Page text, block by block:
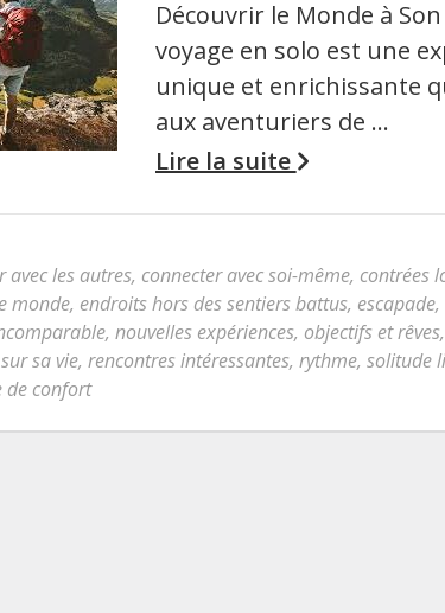
Découvrir le Monde à
voyage en solo est une
unique et enrichissante
aux aventuriers de …
Lire la suite
avec les autres, connecter avec soi-même, contrées
monde, endroits hors des sentiers battus, escapade,
, nouvelles expériences, objectifs et rêves,
sa vie, rencontres intéressantes, rythme, solitude
de confort